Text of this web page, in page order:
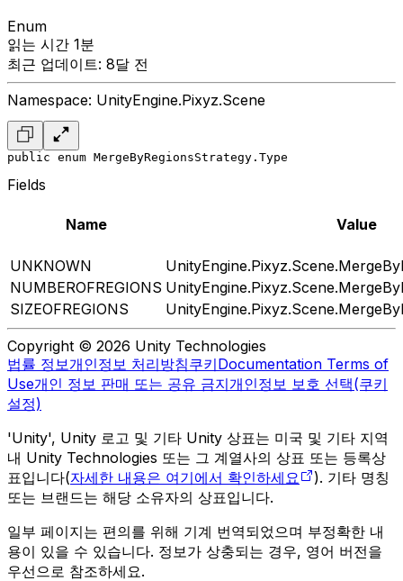
Enum
읽는 시간 1분
최근 업데이트: 8달 전
Namespace: UnityEngine.Pixyz.Scene
public enum MergeByRegionsStrategy.Type
Fields
Name Value
UNKNOWN
NUMBEROFREGIONS
SIZEOFREGIONS
Copyright © 2026 Unity Technologies
법률 정보개인정보 처리방침쿠키Documentation Terms of
Use개인 정보 판매 또는 공유 금지개인정보 보호 선택(쿠키
설정)
'Unity', Unity 로고 및 기타 Unity 상표는 미국 및 기타 지역
내 Unity Technologies 또는 그 계열사의 상표 또는 등록상
표입니다(자세한 내용은 여기에서 확인하세요
). 기타 명칭
또는 브랜드는 해당 소유자의 상표입니다.
일부 페이지는 편의를 위해 기계 번역되었으며 부정확한 내
용이 있을 수 있습니다. 정보가 상충되는 경우, 영어 버전을
우선으로 참조하세요.